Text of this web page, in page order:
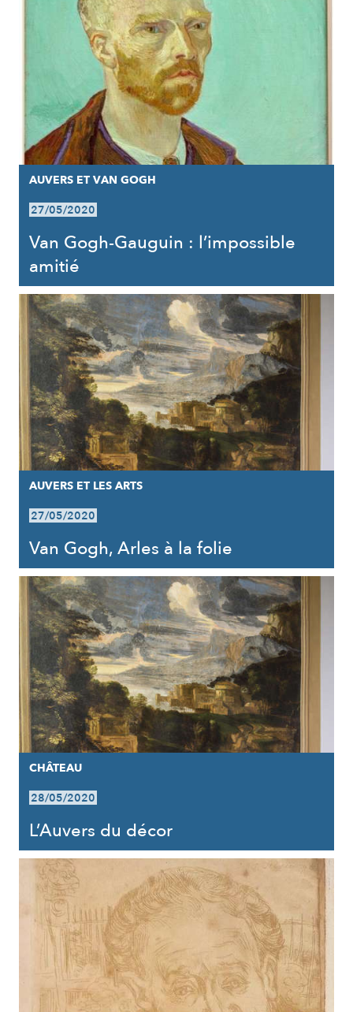
AUVERS ET VAN GOGH
27/05/2020
Van Gogh-Gauguin : l’impossible
amitié
AUVERS ET LES ARTS
27/05/2020
Van Gogh, Arles à la folie
CHÂTEAU
28/05/2020
L’Auvers du décor